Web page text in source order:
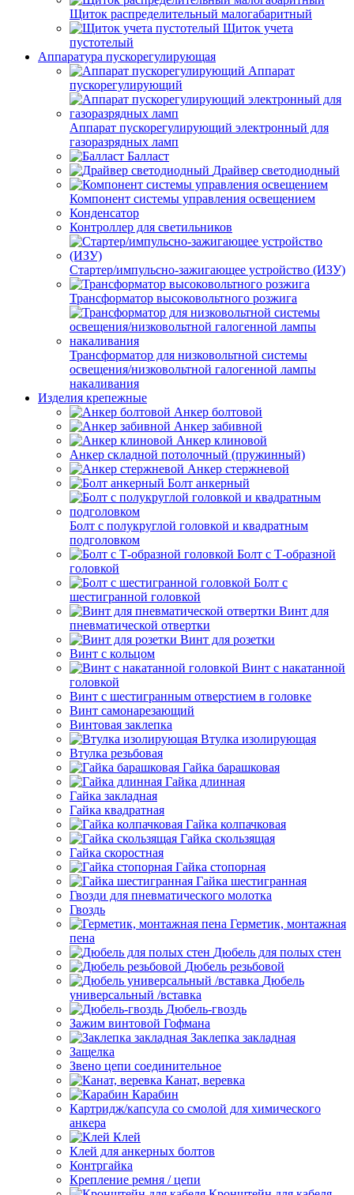
Щиток распределительный малогабаритный
Щиток учета
пустотелый
Аппаратура пускорегулирующая
Аппарат
пускорегулирующий
Аппарат пускорегулирующий электронный для
газоразрядных ламп
Балласт
Драйвер светодиодный
Компонент системы управления освещением
Конденсатор
Контроллер для светильников
Стартер/импульсно-зажигающее устройство (ИЗУ)
Трансформатор высоковольтного розжига
Трансформатор для низковольтной системы
освещения/низковольтной галогенной лампы
накаливания
Изделия крепежные
Анкер болтовой
Анкер забивной
Анкер клиновой
Анкер складной потолочный (пружинный)
Анкер стержневой
Болт анкерный
Болт с полукруглой головкой и квадратным
подголовком
Болт с Т-образной
головкой
Болт с
шестигранной головкой
Винт для
пневматической отвертки
Винт для розетки
Винт с кольцом
Винт с накатанной
головкой
Винт с шестигранным отверстием в головке
Винт самонарезающий
Винтовая заклепка
Втулка изолирующая
Втулка резьбовая
Гайка барашковая
Гайка длинная
Гайка закладная
Гайка квадратная
Гайка колпачковая
Гайка скользящая
Гайка скоростная
Гайка стопорная
Гайка шестигранная
Гвозди для пневматического молотка
Гвоздь
Герметик, монтажная
пена
Дюбель для полых стен
Дюбель резьбовой
Дюбель
универсальный /вставка
Дюбель-гвоздь
Зажим винтовой Гофмана
Заклепка закладная
Защелка
Звено цепи соединительное
Канат, веревка
Карабин
Картридж/капсула со смолой для химического
анкера
Клей
Клей для анкерных болтов
Контргайка
Крепление ремня / цепи